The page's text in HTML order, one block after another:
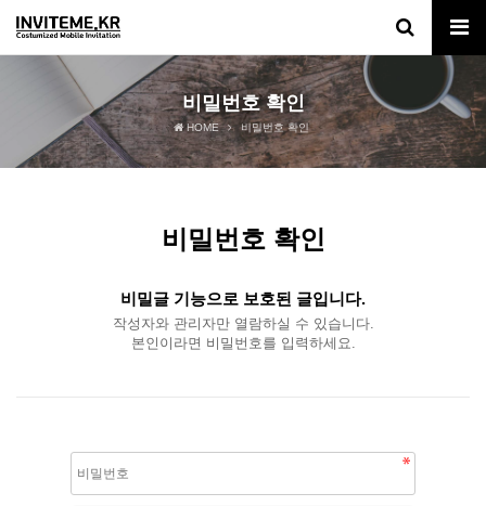
비밀번호 확인
HOME 비밀번호 확인
비밀번호 확인
비밀글 기능으로 보호된 글입니다.
작성자와 관리자만 열람하실 수 있습니다.
본인이라면 비밀번호를 입력하세요.